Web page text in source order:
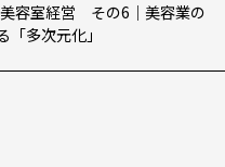
容室経営 その6｜美容業の
「多次元化」